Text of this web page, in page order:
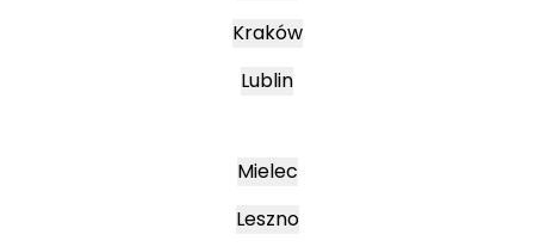
Kraków
Lublin
Mielec
Leszno